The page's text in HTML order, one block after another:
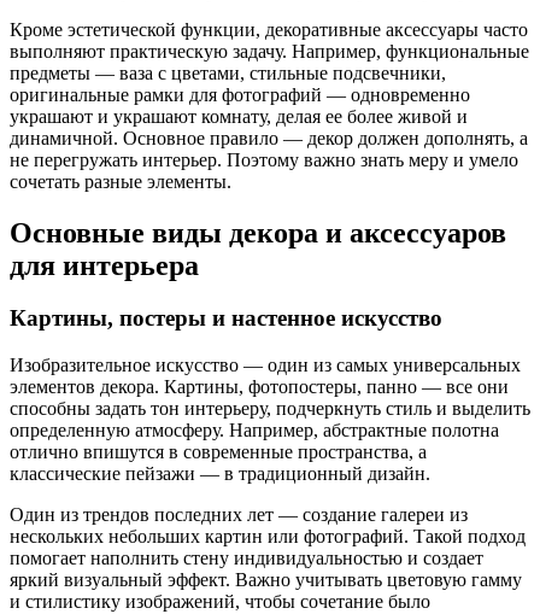
Кроме эстетической функции, декоративные аксессуары часто
выполняют практическую задачу. Например, функциональные
предметы — ваза с цветами, стильные подсвечники,
оригинальные рамки для фотографий — одновременно
украшают и украшают комнату, делая ее более живой и
динамичной. Основное правило — декор должен дополнять, а
не перегружать интерьер. Поэтому важно знать меру и умело
сочетать разные элементы.
Основные виды декора и аксессуаров
для интерьера
Картины, постеры и настенное искусство
Изобразительное искусство — один из самых универсальных
элементов декора. Картины, фотопостеры, панно — все они
способны задать тон интерьеру, подчеркнуть стиль и выделить
определенную атмосферу. Например, абстрактные полотна
отлично впишутся в современные пространства, а
классические пейзажи — в традиционный дизайн.
Один из трендов последних лет — создание галереи из
нескольких небольших картин или фотографий. Такой подход
помогает наполнить стену индивидуальностью и создает
яркий визуальный эффект. Важно учитывать цветовую гамму
и стилистику изображений, чтобы сочетание было